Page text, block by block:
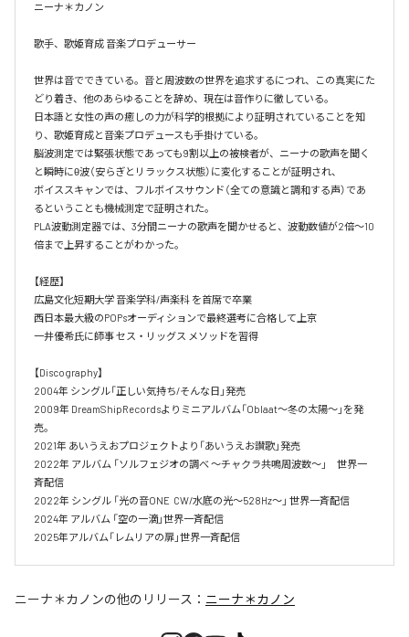
ニーナ＊カノン
歌手、歌姫育成 音楽プロデューサー
世界は音でできている。音と周波数の世界を追求するにつれ、この真実にた
どり着き、他のあらゆることを辞め、現在は音作りに徹している。
日本語と女性の声の癒しの力が科学的根拠により証明されていることを知
り、歌姫育成と音楽プロデュースも手掛けている。
脳波測定では緊張状態であっても9割以上の被検者が、ニーナの歌声を聞く
と瞬時にθ波（安らぎとリラックス状態）に変化することが証明され、
ボイススキャンでは、フルボイスサウンド（全ての意識と調和する声）であ
るということも機械測定で証明された。
PLA波動測定器では、3分間ニーナの歌声を聞かせると、波動数値が2倍～10
倍まで上昇することがわかった。
【経歴】
広島文化短期大学 音楽学科/声楽科 を首席で卒業
西日本最大級のPOPsオーディションで最終選考に合格して上京
一井優希氏に師事 セス・リッグス メソッドを習得
【Discography】
2004年 シングル「正しい気持ち/そんな日」発売
2009年 DreamShipRecordsよりミニアルバム「Oblaat～冬の太陽～」を発
売。
2021年 あいうえおプロジェクトより「あいうえお讃歌」発売
2022年 アルバム 「ソルフェジオの調べ ～チャクラ共鳴周波数～」　世界一
斉配信
2022年 シングル 「光の音ONE  CW/水底の光～528Hz～」 世界一斉配信
2024年 アルバム 「空の一滴」世界一斉配信
2025年アルバム「レムリアの扉」世界一斉配信
ニーナ＊カノンの他のリリース： ニーナ＊カノン